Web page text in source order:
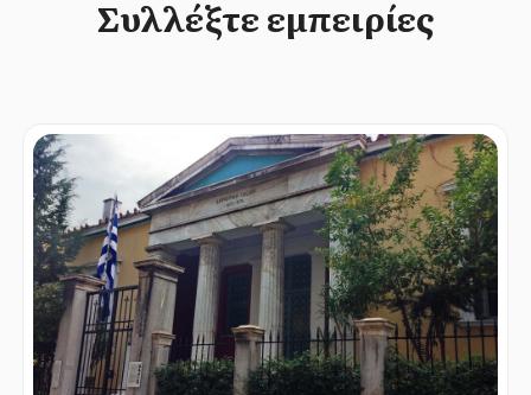
Συλλέξτε εμπειρίες